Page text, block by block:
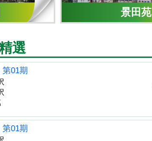
景田苑
選
01期
01期